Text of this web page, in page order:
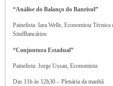
“Análise do Balanço do Banrisul”
Painelista: Iara Welle, Economista
SindBancários
“Conjuntura Estadual”
Painelista: Jorge Ussan, Economista
Das 11h às 12h30 – Plenária da manhã